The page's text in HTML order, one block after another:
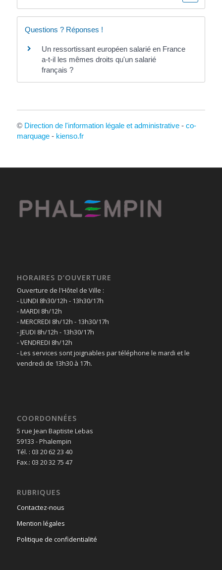
Questions ? Réponses !
Un ressortissant européen salarié en France
a-t-il les mêmes droits qu'un salarié
français ?
© Direction de l'information légale et administrative- co-
marquage- kienso.fr
HORAIRES D’OUVERTURE
Ouverture de l'Hôtel de Ville :
- LUNDI 8h30/12h - 13h30/17h
- MARDI 8h/12h
- MERCREDI 8h/12h - 13h30/17h
- JEUDI 8h/12h - 13h30/17h
- VENDREDI 8h/12h
- Les services sont joignables par téléphone le mardi et le
vendredi de 13h30 à 17h.
COORDONNÉES
5 rue Jean Baptiste Lebas
59133 - Phalempin
Tél. : 03 20 62 23 40
Fax.: 03 20 32 75 47
RUBRIQUES
Contactez-nous
Mention légales
Politique de confidentialité